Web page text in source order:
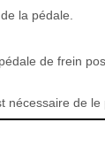
la pédale.
de frein
nécessaire de